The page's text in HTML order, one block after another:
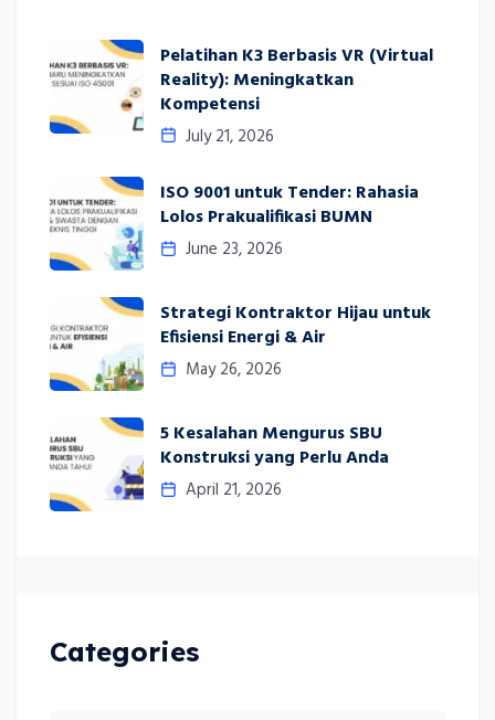
Pelatihan K3 Berbasis VR (Virtual
Reality): Meningkatkan
Kompetensi
July 21, 2026
ISO 9001 untuk Tender: Rahasia
Lolos Prakualifikasi BUMN
June 23, 2026
Strategi Kontraktor Hijau untuk
Efisiensi Energi & Air
May 26, 2026
5 Kesalahan Mengurus SBU
Konstruksi yang Perlu Anda
April 21, 2026
Categories